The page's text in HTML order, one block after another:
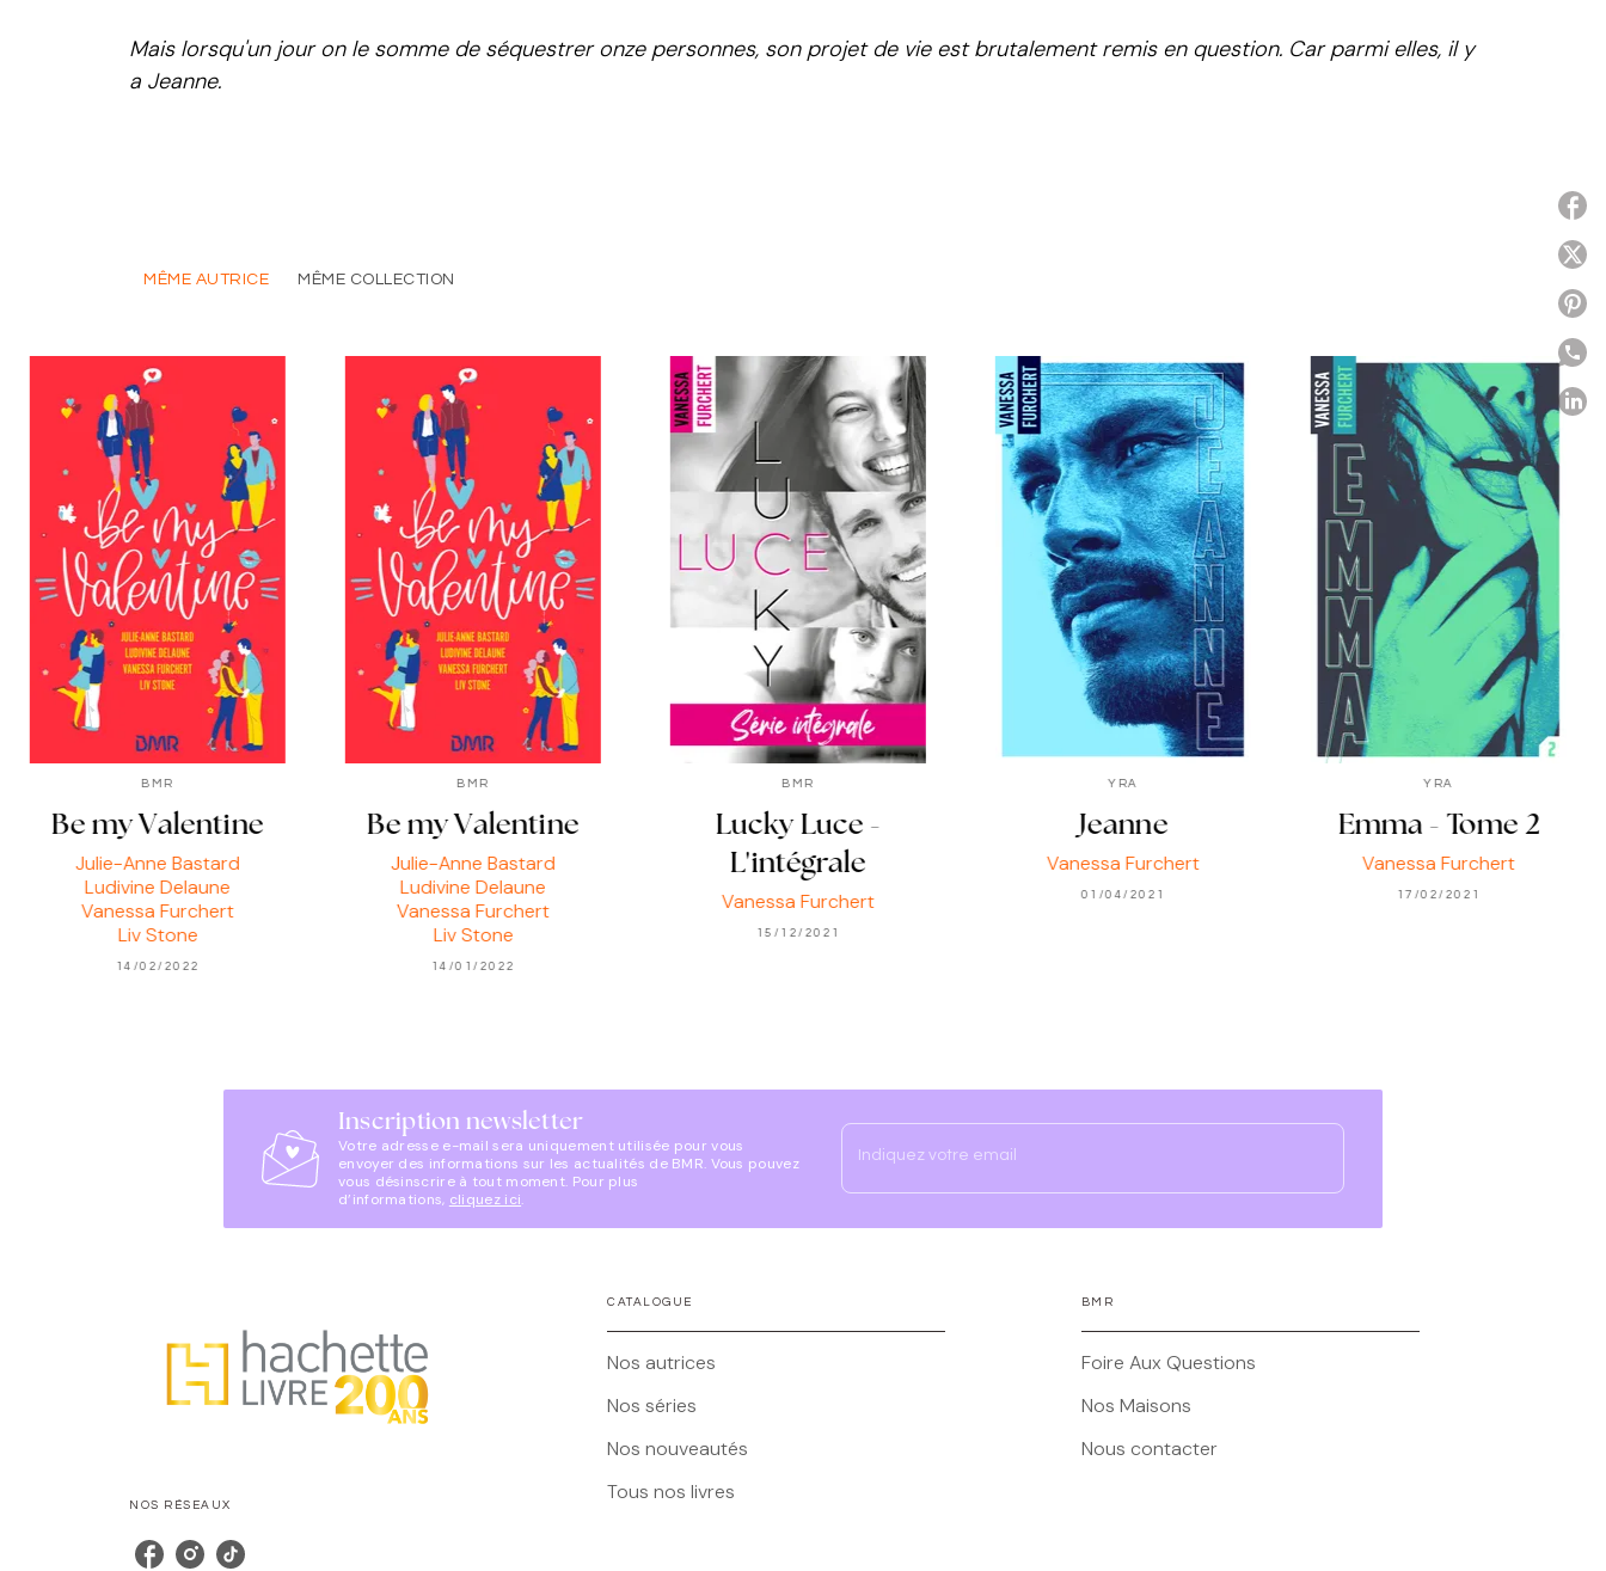
Mais lorsqu'un jour on le somme de séquestrer onze personnes, son projet de vie est brutalement remis en question. Car parmi elles, il y
a Jeanne.
MÊME AUTRICE MÊME COLLECTION
BMR
Be my Valentine
Julie-Anne Bastard
Ludivine Delaune
Vanessa Furchert
Liv Stone
14/02/2022
BMR
Be my Valentine
Julie-Anne Bastard
Ludivine Delaune
Vanessa Furchert
Liv Stone
14/01/2022
BMR
Lucky Luce -
L'intégrale
Vanessa Furchert
15/12/2021
YRA
Jeanne
Vanessa Furchert
01/04/2021
YRA
Emma - Tome 2
Vanessa Furchert
17/02/2021
Inscription newsletter
Votre adresse e-mail sera uniquement utilisée pour vous
envoyer des informations sur les actualités de BMR. Vous pouvez
vous désinscrire à tout moment. Pour plus
d’informations, cliquez ici.
Indiquez votre email
NOS RÉSEAUX
CATALOGUE
Nos autrices
Nos séries
Nos nouveautés
Tous nos livres
BMR
Foire Aux Questions
Nos Maisons
Nous contacter